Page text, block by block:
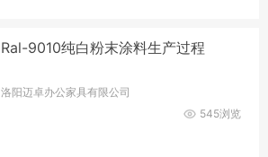
Ral-9010纯白粉末涂料生产过程
洛阳迈卓办公家具有限公司
545浏览